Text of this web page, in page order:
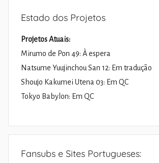
Estado dos Projetos
Projetos Atuais:
Mirumo de Pon 49: À espera
Natsume Yuujinchou San 12: Em tradução
Shoujo Kakumei Utena 03: Em QC
Tokyo Babylon: Em QC
Fansubs e Sites Portugueses: